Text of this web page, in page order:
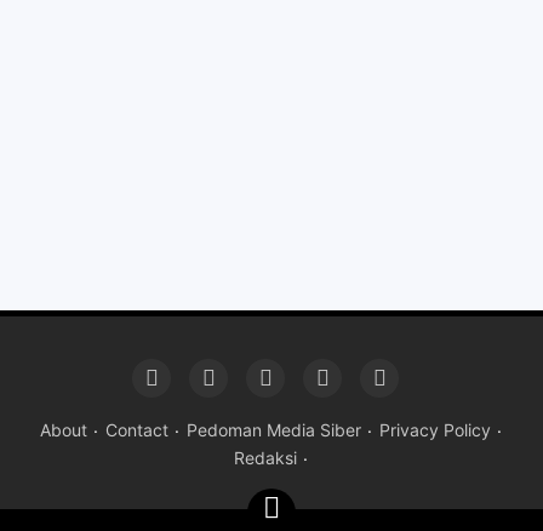
About Contact Pedoman Media Siber
Privacy Policy
Redaksi